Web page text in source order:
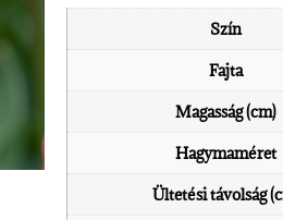
Szín
Fajta
Magasság (cm)
Hagymaméret
Ültetési távolság